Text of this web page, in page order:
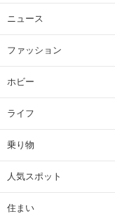
ニュース
ファッション
ホビー
ライフ
乗り物
人気スポット
住まい